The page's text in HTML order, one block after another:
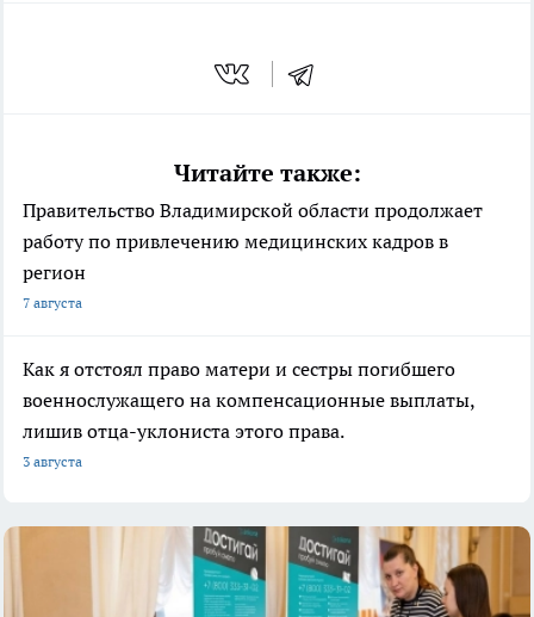
Читайте также:
Правительство Владимирской области продолжает
работу по привлечению медицинских кадров в
регион
7 августа
Как я отстоял право матери и сестры погибшего
военнослужащего на компенсационные выплаты,
лишив отца-уклониста этого права.
3 августа